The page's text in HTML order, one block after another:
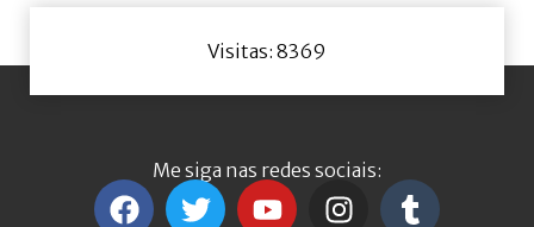
Visitas: 8369
Me siga nas redes sociais: